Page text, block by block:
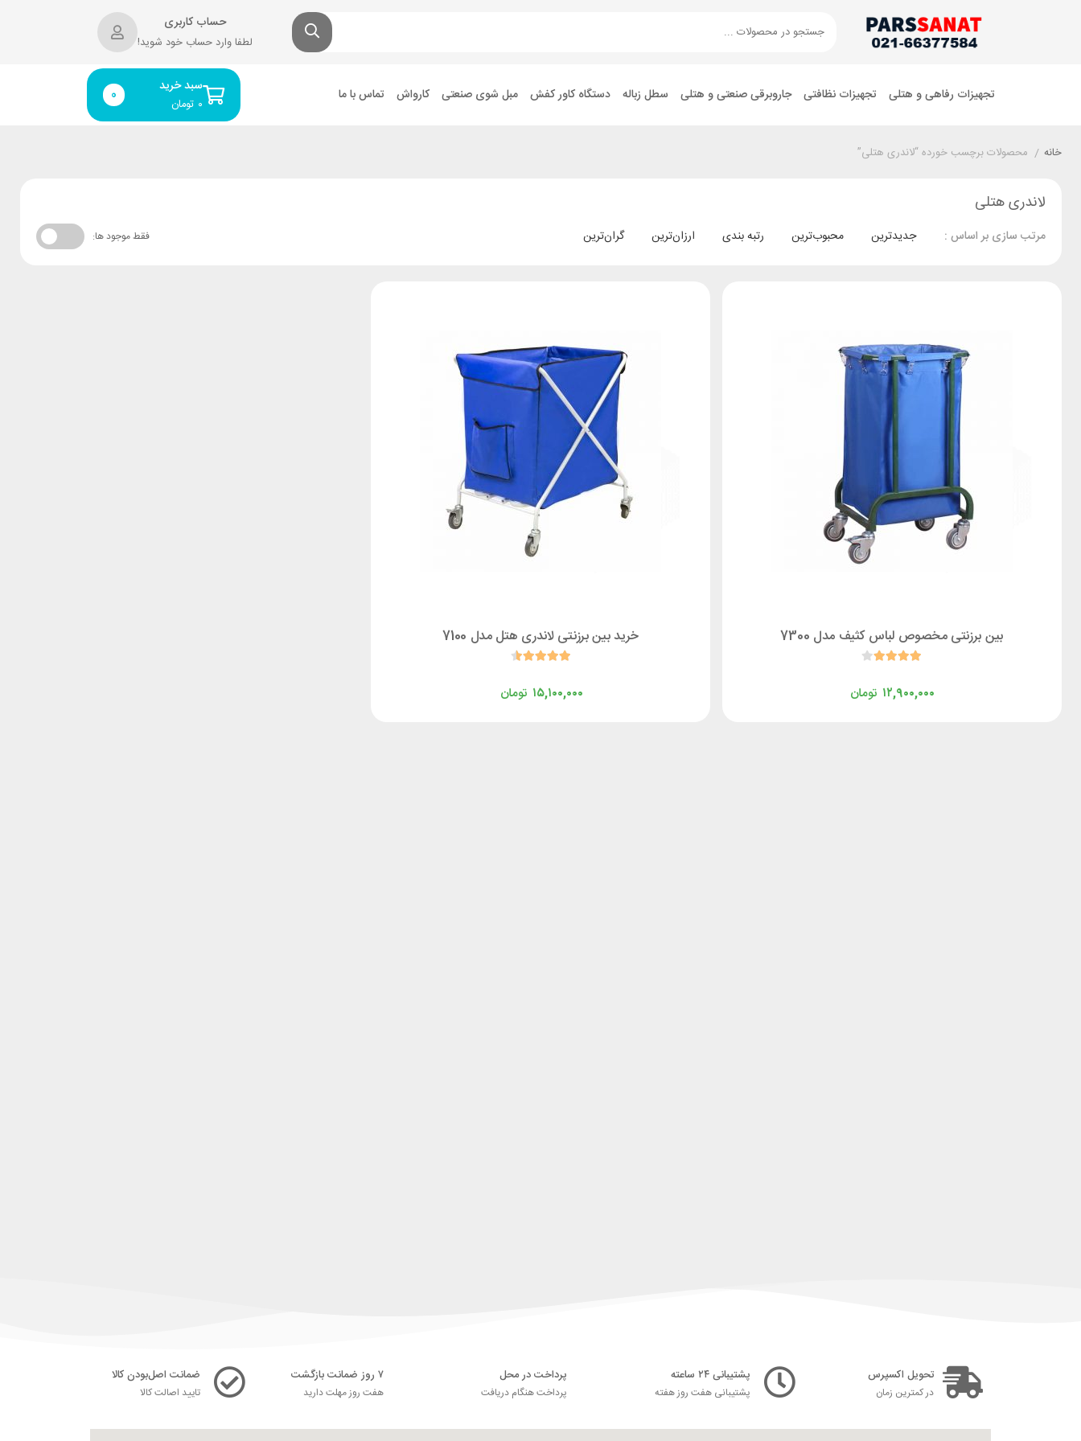
حساب کاربری
لطفا وارد حساب خود شوید!
تجهیزات رفاهی و هتلی تجهیزات نظافتی جاروبرقی صنعتی و هتلی سطل زباله دستگاه کاور کفش مبل شوی صنعتی کارواش تماس با ما سبد خرید
تومان ۰ 0
خانه / محصولات برچسب خورده “لاندری هتلی”
لاندری هتلی
مرتب سازی بر اساس : جدیدترین محبوب‌ترین رتبه بندی ارزان‌ترین گران‌ترین فقط موجود ها:
بین برزنتی مخصوص لباس کثیف مدل 7300
تومان ۱۲,۹۰۰,۰۰۰
خرید بین برزنتی لاندری هتل مدل 7100
تومان ۱۵,۱۰۰,۰۰۰
تحویل اکسپرس
در کمترین زمان
پشتیبانی ۲۴ ساعته
پشتیبانی هفت روز هفته
پرداخت در محل
پرداخت هنگام دریافت
۷ روز ضمانت بازگشت
هفت روز مهلت دارید
ضمانت اصل‌بودن کالا
تایید اصالت کالا